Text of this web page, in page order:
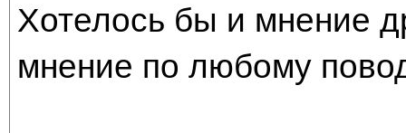
Хотелось бы и мнение
мнение по любому